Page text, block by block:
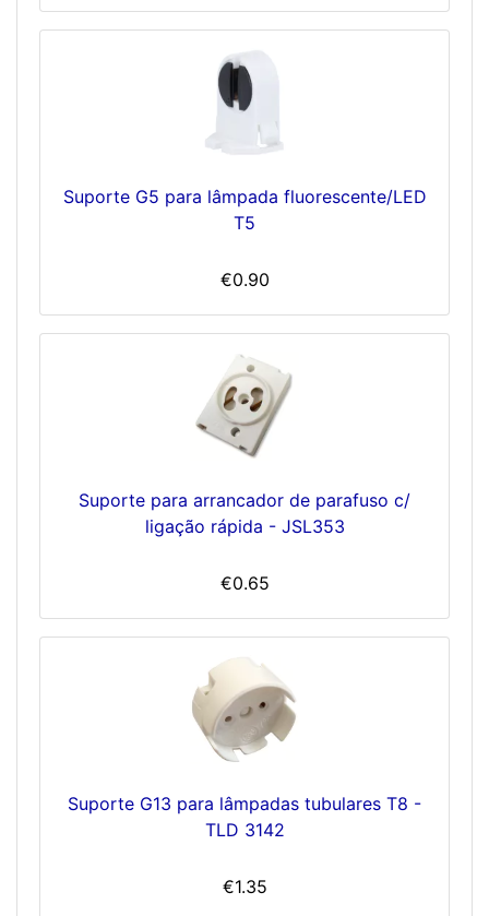
Suporte G5 para lâmpada fluorescente/LED
T5
€0.90
Suporte para arrancador de parafuso c/
ligação rápida - JSL353
€0.65
Suporte G13 para lâmpadas tubulares T8 -
TLD 3142
€1.35